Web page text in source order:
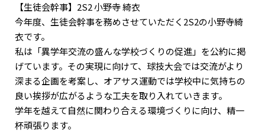
【生徒会幹事】2S2 小野寺 綺衣
今年度、生徒会幹事を務めさせていただく2S2の小野寺綺
衣です。
私は「異学年交流の盛んな学校づくりの促進」を公約に掲
げています。その実現に向けて、球技大会では交流がより
深まる企画を考案し、オアサス運動では学校中に気持ちの
良い挨拶が広がるような工夫を取り入れていきます。
学年を越えて自然に関わり合える環境づくりに向け、精一
杯頑張ります。